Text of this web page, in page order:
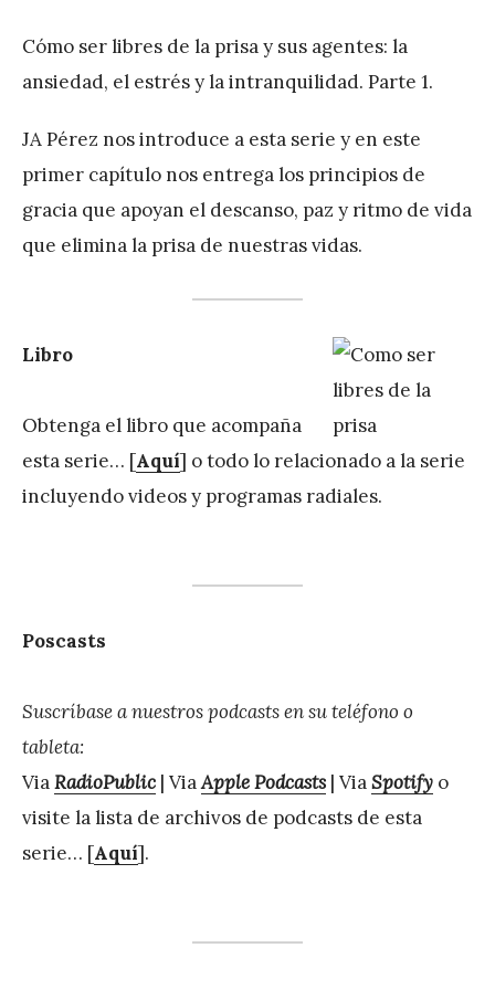
Cómo ser libres de la prisa y sus agentes: la
ansiedad, el estrés y la intranquilidad. Parte 1.
JA Pérez nos introduce a esta serie y en este
primer capítulo nos entrega los principios de
gracia que apoyan el descanso, paz y ritmo de vida
que elimina la prisa de nuestras vidas.
Libro
Obtenga el libro que acompaña
esta serie… [Aquí] o todo lo relacionado a la serie
incluyendo videos y programas radiales.
Poscasts
Suscríbase a nuestros podcasts en su teléfono o
tableta:
ViaRadioPublic | ViaApple Podcasts | ViaSpotify o
visite la lista de archivos de podcasts de esta
serie… [Aquí].